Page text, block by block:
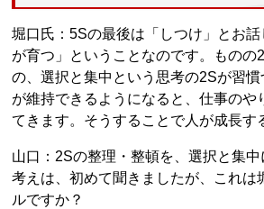
堀口氏：5Sの最後は「しつけ」とお話
が育つ」ということなのです。ものの
の、選択と集中という思考の2Sが習
が維持できるようになると、仕事のや
てきます。そうすることで人が成長す
山口：2Sの整理・整頓を、選択と集中
考えは、初めて聞きましたが、これは
ルですか？